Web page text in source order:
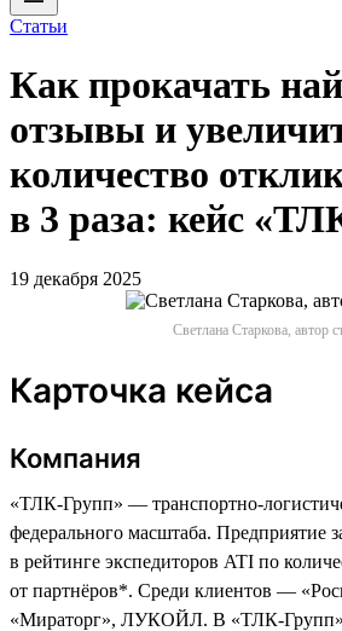
Статьи
Как прокачать
отзывы и
количество
в 3 раза: кейс
19 декабря 2025
Светлана Старкова, автор
Карточка кейса
Компания
«ТЛК-Групп» — транспортно-
федерального масштаба. Предприятие
в рейтинге экспедиторов ATI по
от партнёров*. Среди клиентов —
«Мираторг», ЛУКОЙЛ. В «ТЛК-Групп»